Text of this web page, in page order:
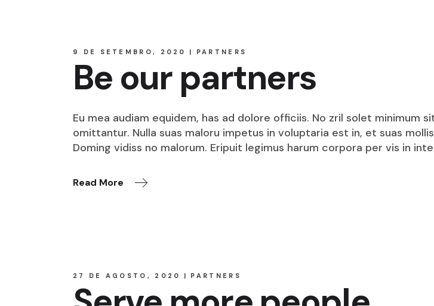
9 DE SETEMBRO, 2020 PARTNERS
Be our partners
Eu mea audiam equidem, has ad dolore officiis. No zril solet minimum
omittantur. Nulla suas maloru impetus in voluptaria est in, et suas
Doming vidiss no malorum. Eripuit legimus harum corpora per vis in
Read More
27 DE AGOSTO, 2020 PARTNERS